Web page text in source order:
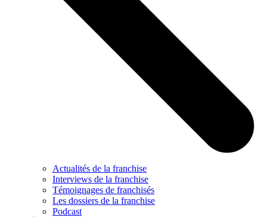
Actualités de la franchise
Interviews de la franchise
Témoignages de franchisés
Les dossiers de la franchise
Podcast